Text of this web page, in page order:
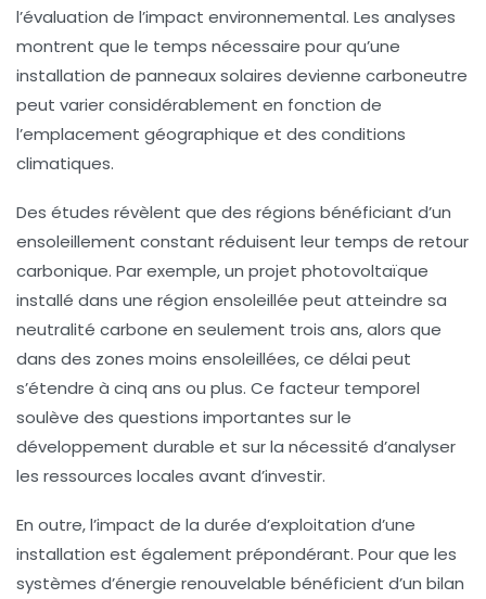
l’évaluation de l’impact environnemental. Les analyses
montrent que le temps nécessaire pour qu’une
installation de panneaux solaires devienne carboneutre
peut varier considérablement en fonction de
l’emplacement géographique et des conditions
climatiques.
Des études révèlent que des régions bénéficiant d’un
ensoleillement constant réduisent leur temps de retour
carbonique. Par exemple, un projet photovoltaïque
installé dans une région ensoleillée peut atteindre sa
neutralité carbone en seulement trois ans, alors que
dans des zones moins ensoleillées, ce délai peut
s’étendre à cinq ans ou plus. Ce facteur temporel
soulève des questions importantes sur le
développement durable et sur la nécessité d’analyser
les ressources locales avant d’investir.
En outre, l’impact de la durée d’exploitation d’une
installation est également prépondérant. Pour que les
systèmes d’énergie renouvelable bénéficient d’un bilan